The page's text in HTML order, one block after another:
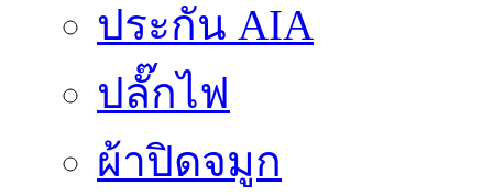
ประกัน AIA
ปลั๊กไฟ
ผ้าปิดจมูก